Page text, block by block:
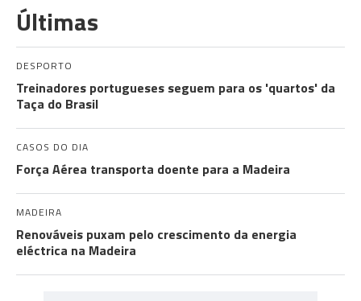
Últimas
DESPORTO
Treinadores portugueses seguem para os 'quartos' da
Taça do Brasil
CASOS DO DIA
Força Aérea transporta doente para a Madeira
MADEIRA
Renováveis puxam pelo crescimento da energia
eléctrica na Madeira